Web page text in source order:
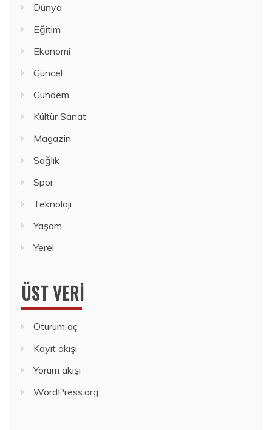
Dünya
Eğitim
Ekonomi
Güncel
Gündem
Kültür Sanat
Magazin
Sağlık
Spor
Teknoloji
Yaşam
Yerel
ÜST VERI
Oturum aç
Kayıt akışı
Yorum akışı
WordPress.org